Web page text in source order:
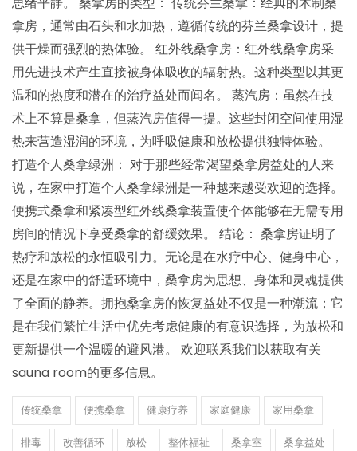
拿房，通常由石头和水加热，遵循传统的芬兰桑拿设计，提
供干燥而强烈的热体验。 红外线桑拿房：红外线桑拿房采
用先进技术产生直接被身体吸收的辐射热。这种类型以其更
温和的热度和潜在的治疗益处而闻名。 蒸汽房：虽然在技
术上不算是桑拿，但蒸汽房值得一提。这些封闭空间使用湿
热来营造湿润的环境，为呼吸健康和放松提供独特体验。
打造个人桑拿绿洲： 对于那些经常渴望桑拿房益处的人来
说，在家中打造个人桑拿绿洲是一种越来越受欢迎的选择。
便携式桑拿和紧凑型红外线桑拿装置使个体能够在无需专用
房间的情况下享受桑拿的舒缓效果。 结论： 桑拿房证明了
热疗和放松的永恒吸引力。无论是在水疗中心、健身中心，
还是在家中的舒适环境中，桑拿房为思想、身体和灵魂提供
了全面的静养。拥抱桑拿房的恢复益处不仅是一种潮流；它
是在我们繁忙生活中优先考虑健康的有意识选择，为放松和
更新提供一个温暖的避风港。 欢迎联系我们以获取有关
sauna room的更多信息。
传统桑拿 便携桑拿 健康疗养 家庭健康 家用桑拿
排毒 改善循环 放松 整体福祉 桑拿室 桑拿益处